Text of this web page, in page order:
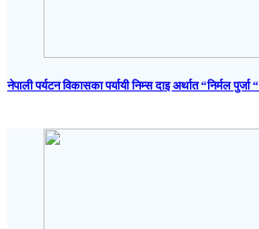
नेपाली पर्यटन विकासका पर्यायी निम्स दाइ अर्थात “निर्मल पुर्जा “